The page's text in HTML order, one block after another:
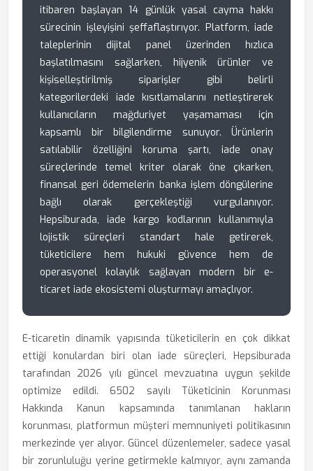
itibaren başlayan 14 günlük yasal cayma hakkı
sürecinin işleyişini şeffaflaştırıyor. Platform, iade
taleplerinin dijital panel üzerinden hızlıca
başlatılmasını sağlarken, hijyenik ürünler ve
kişiselleştirilmiş siparişler gibi belirli
kategorilerdeki iade kısıtlamalarını netleştirerek
kullanıcıların mağduriyet yaşamaması için
kapsamlı bir bilgilendirme sunuyor. Ürünlerin
satılabilir özelliğini koruma şartı, iade onay
süreçlerinde temel kriter olarak öne çıkarken,
finansal geri ödemelerin banka işlem döngülerine
bağlı olarak gerçekleştiği vurgulanıyor.
Hepsiburada, iade kargo kodlarının kullanımıyla
lojistik süreçleri standart hale getirerek,
tüketicilere hem hukuki güvence hem de
operasyonel kolaylık sağlayan modern bir e-
ticaret iade ekosistemi oluşturmayı amaçlıyor.
E-ticaretin dinamik yapısında tüketicilerin en çok dikkat
ettiği konulardan biri olan iade süreçleri, Hepsiburada
tarafından 2026 yılı güncel mevzuatına uygun şekilde
optimize edildi. 6502 sayılı Tüketicinin Korunması
Hakkında Kanun kapsamında tanımlanan hakların
korunması, platformun müşteri memnuniyeti politikasının
merkezinde yer alıyor. Güncel düzenlemeler, sadece yasal
bir zorunluluğu yerine getirmekle kalmıyor, aynı zamanda